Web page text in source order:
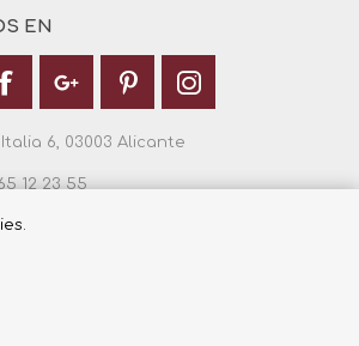
EN
6, 03003 Alicante
12 23 55